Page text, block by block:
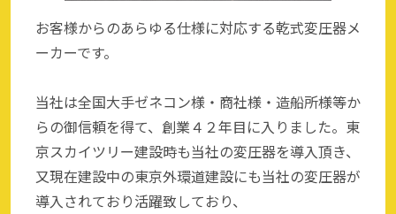
お客様からのあらゆる仕様に対応する乾式変圧器メ
ーカーです。
当社は全国大手ゼネコン様・商社様・造船所様等か
らの御信頼を得て、創業４２年目に入りました。東
京スカイツリー建設時も当社の変圧器を導入頂き、
又現在建設中の東京外環道建設にも当社の変圧器が
導入されており活躍致しており、